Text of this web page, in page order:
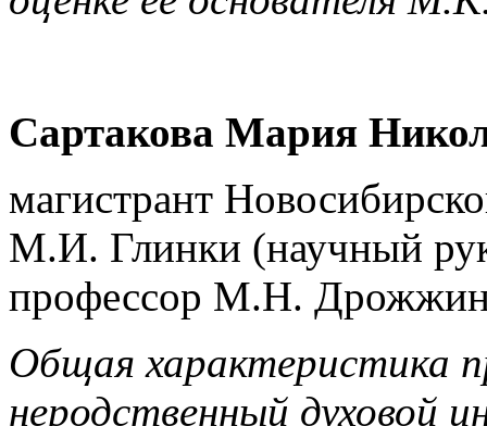
Сартакова Мария
магистрант
М.И. Глинки (научный
профессор М.Н.
Общая характеристика
неродственный духовой